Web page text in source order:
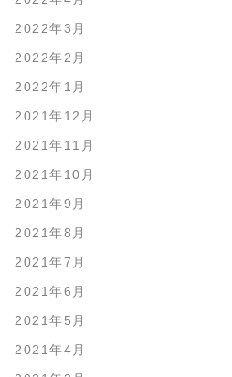
2022年3月
2022年2月
2022年1月
2021年12月
2021年11月
2021年10月
2021年9月
2021年8月
2021年7月
2021年6月
2021年5月
2021年4月